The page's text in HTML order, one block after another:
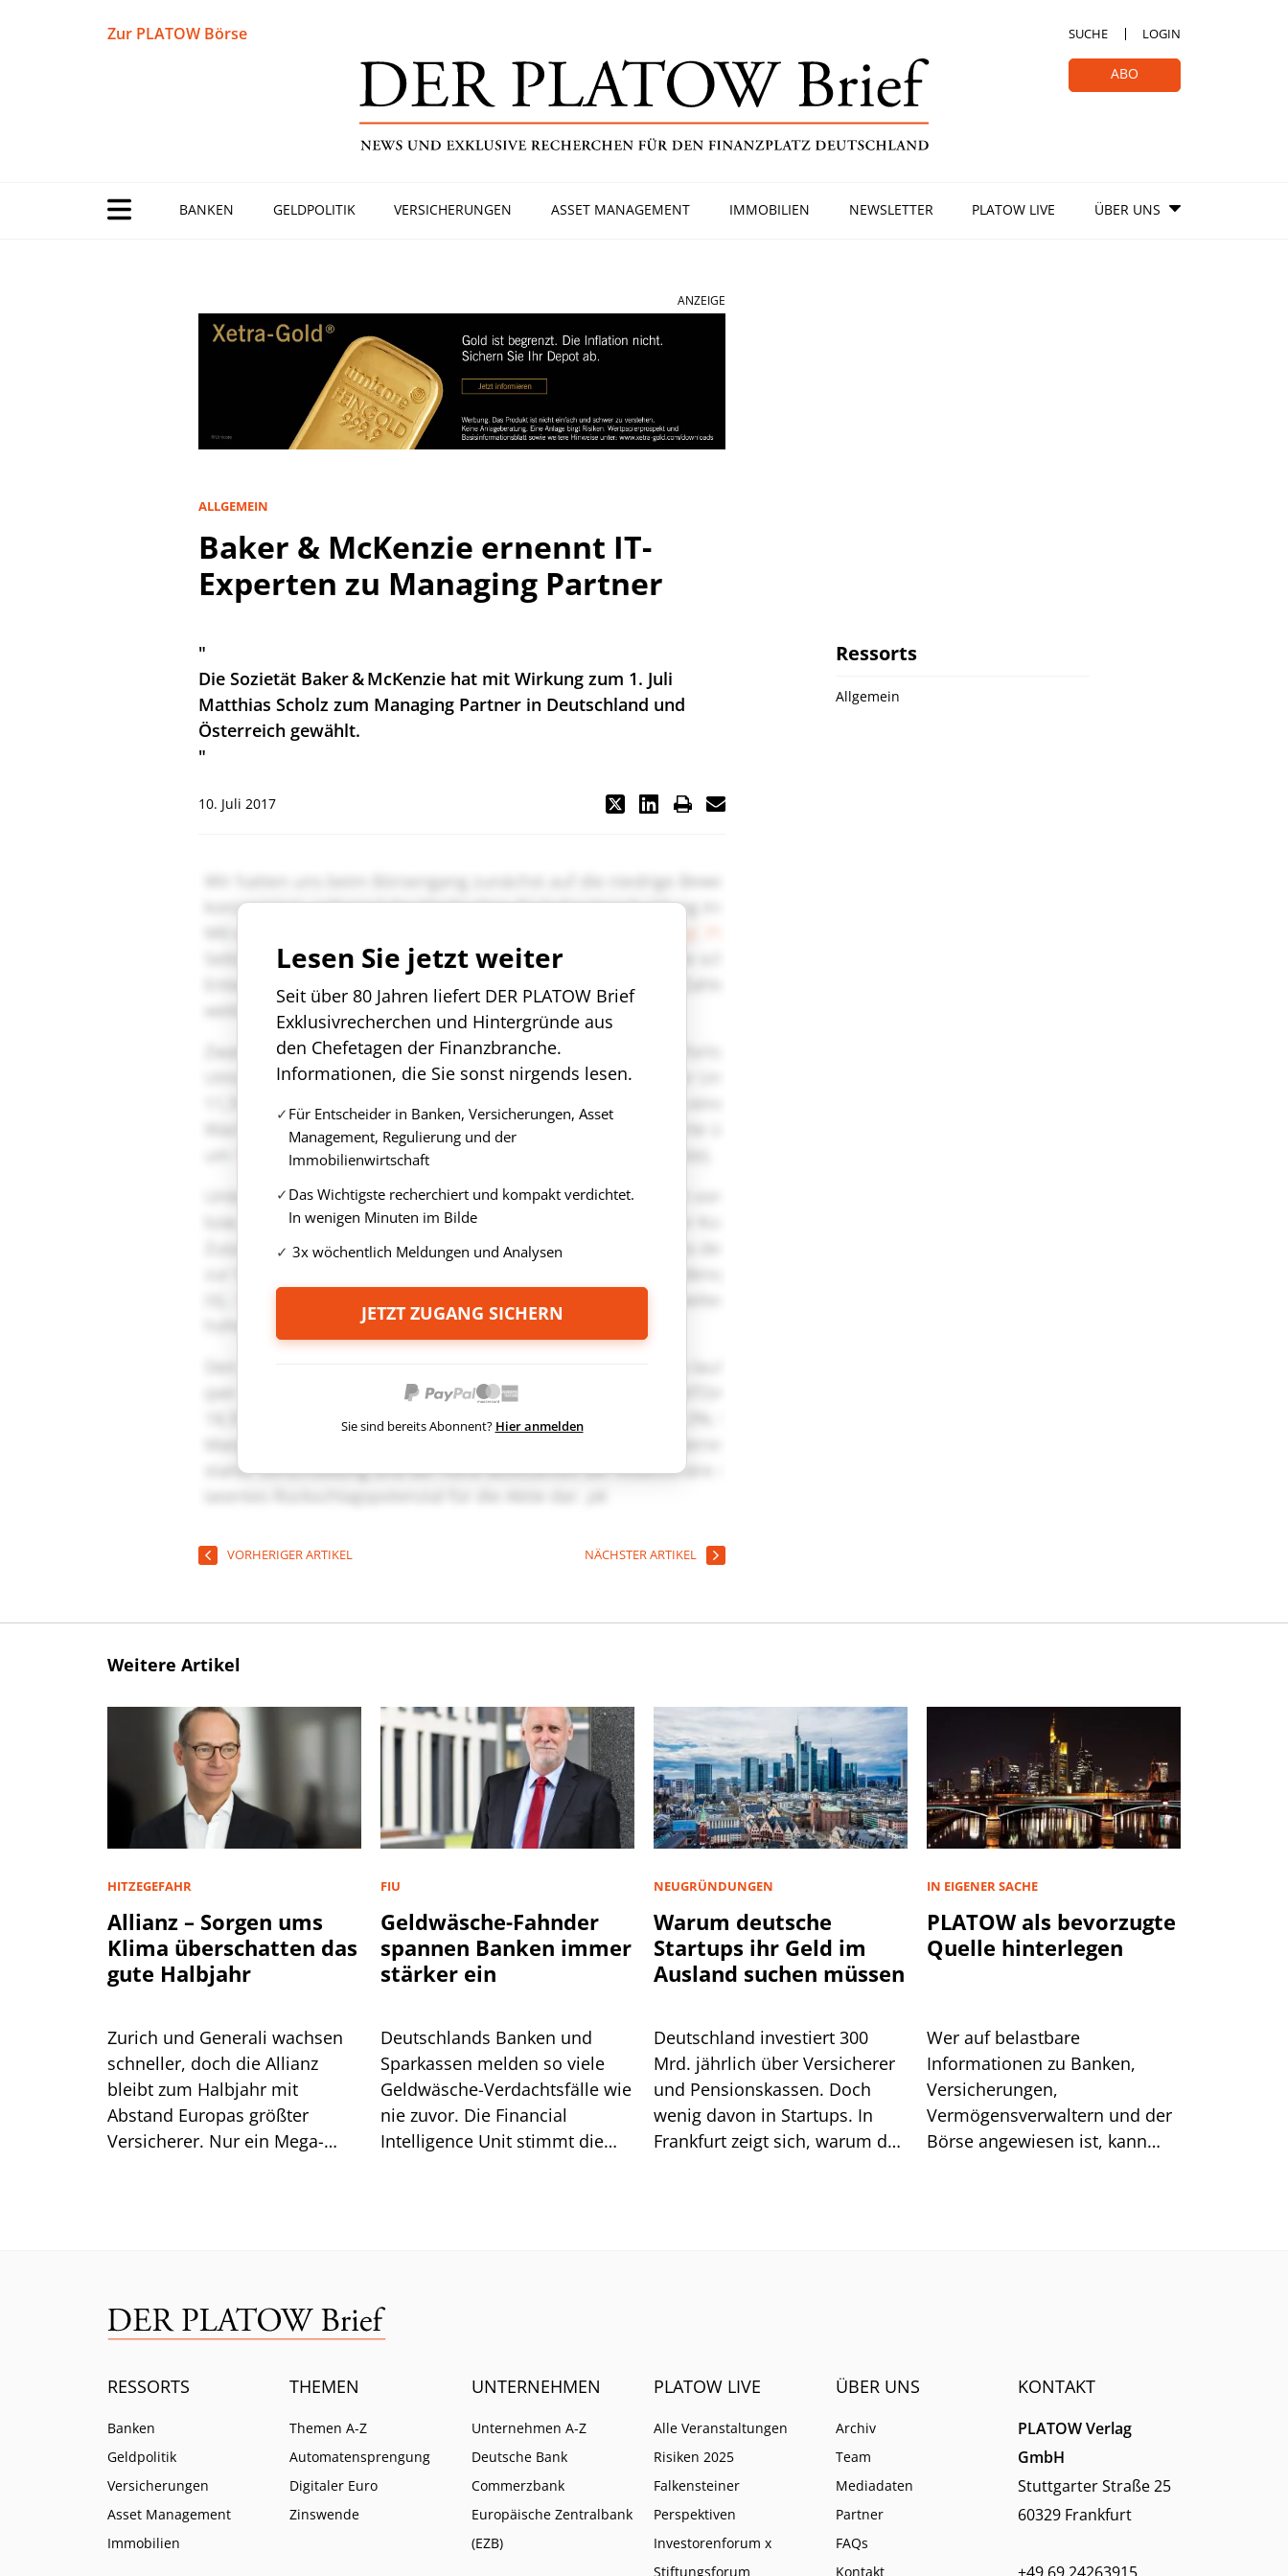
Zur PLATOW Börse SUCHE LOGIN
ABO
BANKEN GELDPOLITIK VERSICHERUNGEN ASSET MANAGEMENT IMMOBILIEN NEWSLETTER PLATOW LIVE ÜBER UNS
ANZEIGE
ALLGEMEIN
Baker & McKenzie ernennt IT-
Experten zu Managing Partner
"
Die Sozietät Baker & McKenzie hat mit Wirkung zum 1. Juli
Matthias Scholz zum Managing Partner in Deutschland und
Österreich gewählt.
"
10. Juli 2017
Lesen Sie jetzt weiter
Seit über 80 Jahren liefert DER PLATOW Brief
Exklusivrecherchen und Hintergründe aus
den Chefetagen der Finanzbranche.
Informationen, die Sie sonst nirgends lesen.
Für Entscheider in Banken, Versicherungen, Asset
Management, Regulierung und der
Immobilienwirtschaft
Das Wichtigste recherchiert und kompakt verdichtet.
In wenigen Minuten im Bilde
3x wöchentlich Meldungen und Analysen
JETZT ZUGANG SICHERN
Sie sind bereits Abonnent? Hier anmelden
VORHERIGER ARTIKEL NÄCHSTER ARTIKEL
Ressorts
Allgemein
Weitere Artikel
HITZEGEFAHR
Allianz – Sorgen ums
Klima überschatten das
gute Halbjahr
Zurich und Generali wachsen
schneller, doch die Allianz
bleibt zum Halbjahr mit
Abstand Europas größter
Versicherer. Nur ein Mega-
FIU
Geldwäsche-Fahnder
spannen Banken immer
stärker ein
Deutschlands Banken und
Sparkassen melden so viele
Geldwäsche-Verdachtsfälle wie
nie zuvor. Die Financial
Intelligence Unit stimmt die
NEUGRÜNDUNGEN
Warum deutsche
Startups ihr Geld im
Ausland suchen müssen
Deutschland investiert 300
Mrd. jährlich über Versicherer
und Pensionskassen. Doch
wenig davon in Startups. In
Frankfurt zeigt sich, warum das
IN EIGENER SACHE
PLATOW als bevorzugte
Quelle hinterlegen
Wer auf belastbare
Informationen zu Banken,
Versicherungen,
Vermögensverwaltern und der
Börse angewiesen ist, kann
RESSORTS
Banken
Geldpolitik
Versicherungen
Asset Management
Immobilien
THEMEN
Themen A-Z
Automatensprengung
Digitaler Euro
Zinswende
UNTERNEHMEN
Unternehmen A-Z
Deutsche Bank
Commerzbank
Europäische Zentralbank
(EZB)
PLATOW LIVE
Alle Veranstaltungen
Risiken 2025
Falkensteiner
Perspektiven
Investorenforum x
Stiftungsforum
ÜBER UNS
Archiv
Team
Mediadaten
Partner
FAQs
Kontakt
KONTAKT
PLATOW Verlag
GmbH
Stuttgarter Straße 25
60329 Frankfurt
+49 69 24263915